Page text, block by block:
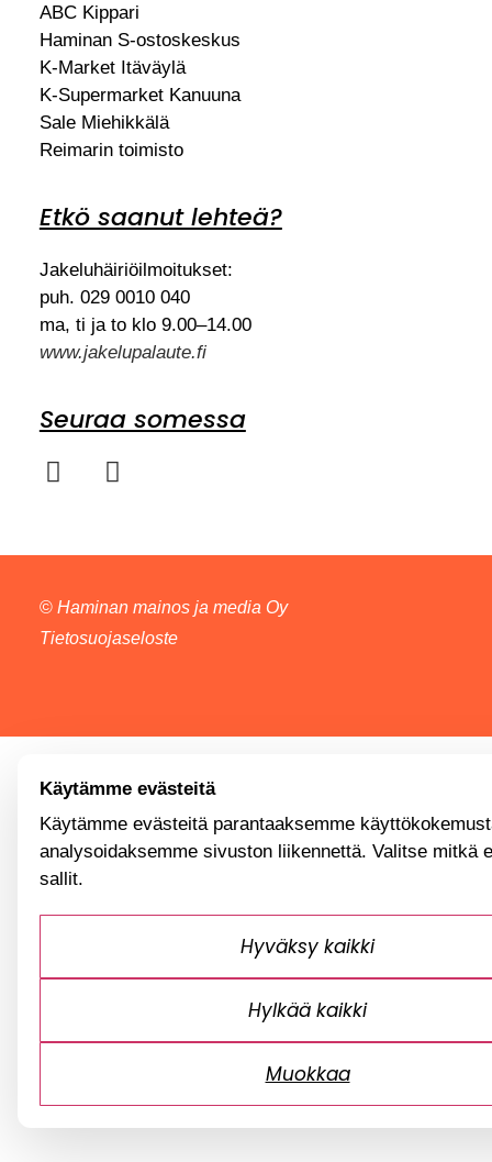
ABC Kippari
Haminan S-ostoskeskus
K-Market Itäväylä
K-Supermarket Kanuuna
Sale Miehikkälä
Reimarin toimisto
Etkö saanut lehteä?
Jakeluhäiriöilmoitukset:
puh. 029 0010 040
ma, ti ja to klo 9.00–14.00
www.jakelupalaute.fi
Seuraa somessa
© Haminan mainos ja media Oy
Tietosuojaseloste
Käytämme evästeitä
Käytämme evästeitä parantaaksemme
analysoidaksemme sivuston liikennettä. Valitse mitkä
sallit.
Hyväksy kaikki
Hylkää kaikki
Muokkaa